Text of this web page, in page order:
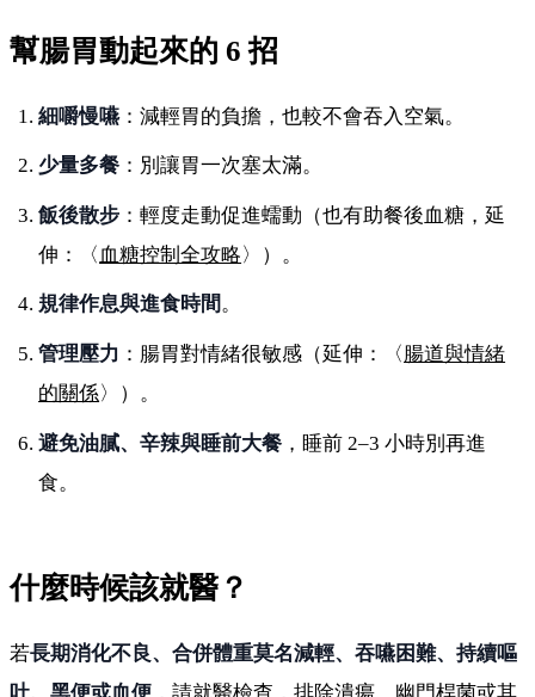
幫腸胃動起來的 6 招
細嚼慢嚥：減輕胃的負擔，也較不會吞入空氣。
少量多餐 ：別讓胃一次塞太滿。
飯後散步 ：輕度走動促進蠕動（也有助餐後血糖，延
伸：〈 血糖控制全攻略〉）。
規律作息與進食時間。
管理壓力 ：腸胃對情緒很敏感（延伸：〈腸道與情緒
的關係〉）。
避免油膩、辛辣與睡前大餐 ，睡前 2–3 小時別再進
食。
什麼時候該就醫？
若長期消化不良、合併體重莫名減輕、吞嚥困難、持續嘔